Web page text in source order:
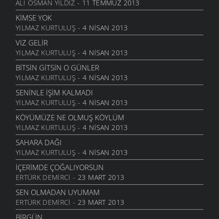
ÇEKMEK ZORUNDA MIYDIM ?
2 ŞUBAT 2010
UNUTULMUŞUM
25 OCAK 2010
KÜLLERIN SENIN
14 OCAK 2010
KELEPÇE VURMUŞLAR SULARIMIZA
7 OCAK 2010
BIR TOPRAĞIM
2 OCAK 2010
SONSUZ SEVGI
28 ARALIK 2009
YILLANIYORSUN
22 ARALIK 2009
KIM BILIR
10 ARALIK 2009
BANA YAZIK
MORBET
ÖYKÜLER- 6 EYLÜL 2006
AL ATEŞ
MANILER- 6 EYLÜL 2006
YARE DIŞ
MANILER- 6 EYLÜL 2006
BIR TÜRLÜ
MANILER - 6 EYLÜL 2006
BIR BEYAZ
MANILER- 6 EYLÜL 2006
ÜZÜMÜ
MANILER - 6 EYLÜL 2006
TOMBALAK KEDI
ÖYKÜLER- 19 TEMMUZ 2006
KAR YAĞAR SAÇAKLARA
MANILER- 2 HAZIRAN 2006
YOLLADIM YARI YOLA
MANILER
ALI OSMAN YILDIZ - 11 TEMMUZ 2013
KIMSE YOK
YILMAZ KURTULUŞ - 4 NISAN 2013
VIZ GELIR
YILMAZ KURTULUŞ - 4 NISAN 2013
BITSIN GITSIN O GÜNLER
YILMAZ KURTULUŞ - 4 NISAN 2013
SENINLE İŞIM KALMADI
YILMAZ KURTULUŞ - 4 NISAN 2013
KÖYÜMÜZE NE OLMUŞ KÖYLÜM
YILMAZ KURTULUŞ - 4 NISAN 2013
SAHARA DAĞI
YILMAZ KURTULUŞ - 4 NISAN 2013
İÇERIMDE ÇOĞALIYORSUN
ERTÜRK DEMIRCI - 23 MART 2013
SEN OLMADAN UYUMAM
ERTÜRK DEMIRCI - 23 MART 2013